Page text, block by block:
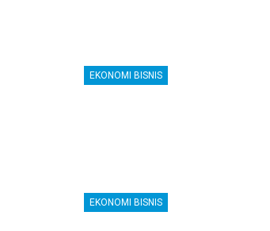
EKONOMI BISNIS
EKONOMI BISNIS